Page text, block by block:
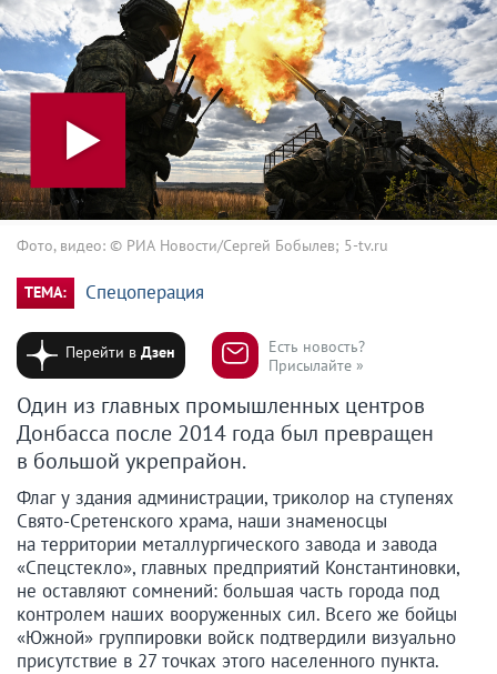
Фото, видео: © РИА Новости/Сергей Бобылев; 5-tv.ru
ТЕМА: Спецоперация
Перейти вДзен
Есть новость?
Присылайте »
Один из главных промышленных центров
Донбасса после 2014 года был превращен
в большой укрепрайон.
Флаг у здания администрации, триколор на ступенях
Свято-Сретенского храма, наши знаменосцы
на территории металлургического завода и завода
«Спецстекло», главных предприятий Константиновки,
не оставляют сомнений: большая часть города под
контролем наших вооруженных сил. Всего же бойцы
«Южной» группировки войск подтвердили визуально
присутствие в 27 точках этого населенного пункта.